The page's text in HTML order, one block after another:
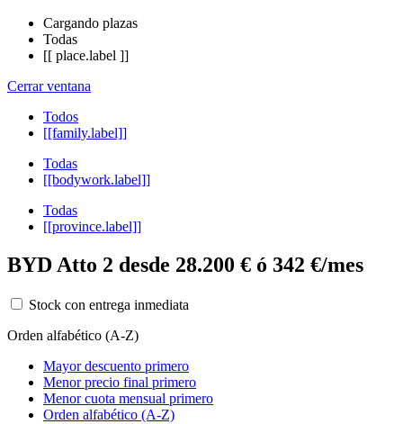
Cargando plazas
Todas
[[ place.label ]]
Cerrar ventana
Todos
[[family.label]]
Todas
[[bodywork.label]]
Todas
[[province.label]]
BYD Atto 2 desde 28.200 € ó 342 €/mes
Stock con entrega inmediata
Orden alfabético (A-Z)
Mayor descuento primero
Menor precio final primero
Menor cuota mensual primero
Orden alfabético (A-Z)